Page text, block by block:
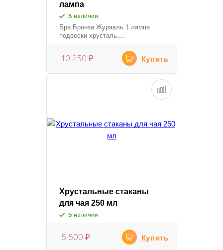
лампа
В наличии
Бра Бронза Журавль 1 лампа
подвески хрусталь....
10 250 ₽ Купить
Хрустальные стаканы
для чая 250 мл
В наличии
5 500 ₽ Купить